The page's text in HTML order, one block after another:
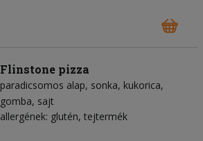
Flinstone pizza
paradicsomos alap sonka kukorica
gomba sajt
allergének: glutén, tejtermék